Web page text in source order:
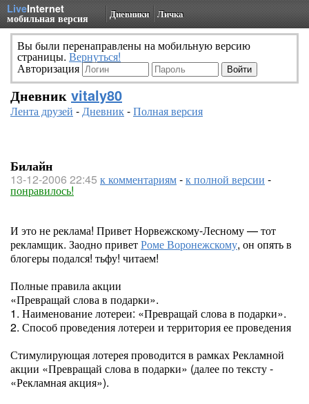
LiveInternet
мобильная версия Дневники Личка
Вы были перенаправлены на мобильную версию
страницы. Вернуться!
Авторизация
Дневник vitaly80
Лента друзей -Дневник-Полная версия
Билайн
13-12-2006 22:45 к комментариям-к полной версии -
понравилось!
И это не реклама! Привет Норвежскому-Лесному — тот
рекламщик. Заодно приветРоме Воронежскому, он опять в
блогеры подался! тьфу! читаем!
Полные правила акции
«Превращай слова в подарки».
1. Наименование лотереи: «Превращай слова в подарки».
2. Способ проведения лотереи и территория ее проведения
Стимулирующая лотерея проводится в рамках Рекламной
акции «Превращай слова в подарки» (далее по тексту -
«Рекламная акция»).